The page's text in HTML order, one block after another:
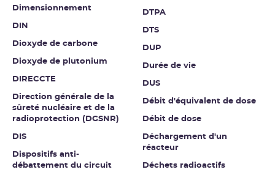
Dimensionnement
DIN
Dioxyde de carbone
Dioxyde de plutonium
DIRECCTE
Direction générale de la
sûreté nucléaire et de la
radioprotection (DGSNR)
DIS
Dispositifs anti-
débattement du circuit
DTPA
DTS
DUP
Durée de vie
DUS
Débit d'équivalent de dose
Débit de dose
Déchargement d'un
réacteur
Déchets radioactifs